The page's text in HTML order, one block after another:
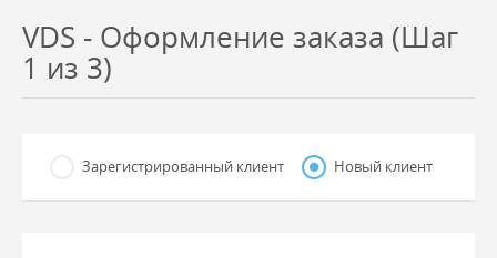
VDS - Оформление заказа (Шаг
1 из 3)
Зарегистрированный клиент Новый клиент